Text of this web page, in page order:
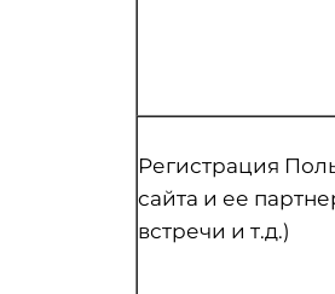
Регистрация
сайта и ее
встречи и т.д.)